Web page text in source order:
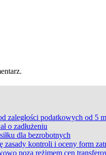
zaległości podatkowych od 5
o zadłużeniu
dla bezrobotnych
zasady kontroli i oceny form
poza reżimem cen